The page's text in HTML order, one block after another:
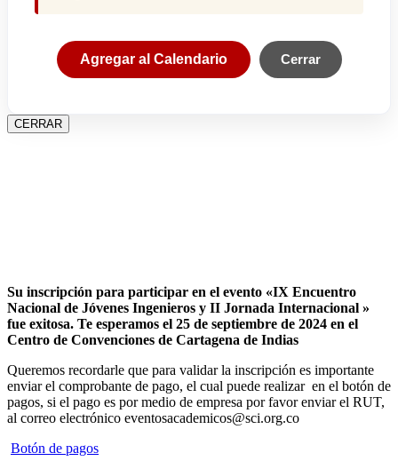
Agregar al Calendario Cerrar
CERRAR
Su inscripción para participar en el evento «IX Encuentro
Nacional de Jóvenes Ingenieros y II Jornada Internacional »
fue exitosa. Te esperamos el 25 de septiembre de 2024 en el
Centro de Convenciones de Cartagena de Indias
Queremos recordarle que para validar la inscripción es importante
enviar el comprobante de pago, el cual puede realizar en el botón de
pagos, si el pago es por medio de empresa por favor enviar el RUT,
al correo electrónico eventosacademicos@sci.org.co
Botón de pagos